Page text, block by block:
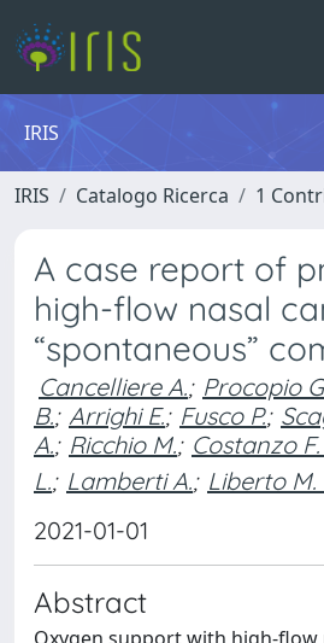
IRIS
IRIS Catalogo Ricerca 1
A case report of
high-flow nasal
“spontaneous”
Cancelliere A.; Procopio
B.; Arrighi E.; Fusco P.;
A.; Ricchio M.; Costanzo F.
L.; Lamberti A.; Liberto M.
2021-01-01
Abstract